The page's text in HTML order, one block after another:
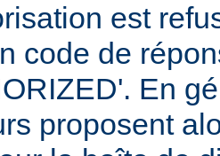
est
code de
En
proposent